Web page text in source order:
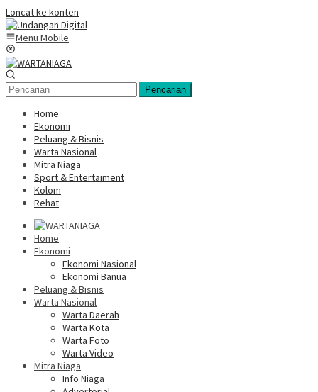
Loncat ke konten
Menu Mobile
Pencarian
Home
Ekonomi
Peluang & Bisnis
Warta Nasional
Mitra Niaga
Sport & Entertaiment
Kolom
Rehat
Home
Ekonomi
Ekonomi Nasional
Ekonomi Banua
Peluang & Bisnis
Warta Nasional
Warta Daerah
Warta Kota
Warta Foto
Warta Video
Mitra Niaga
Info Niaga